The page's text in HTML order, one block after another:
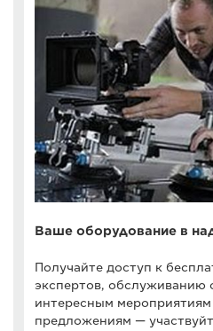
Ваше оборудование в
Получайте доступ к
экспертов, обслуживанию
интересным
предложениям —